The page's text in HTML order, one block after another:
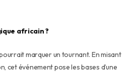
africain ?
pourrait marquer un tournant. En misant
cet événement pose les bases d’une